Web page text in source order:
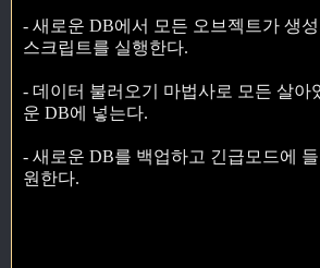
- 새로운 DB에서 모든 오브젝트가 생
스크립트를 실행한다.
- 데이터 불러오기 마법사로 모든 살아
운 DB에 넣는다.
- 새로운 DB를 백업하고 긴급모드에
원한다.